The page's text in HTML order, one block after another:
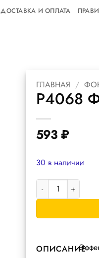
ДОСТАВКА И ОПЛАТА
ГЛАВНАЯ /
Р4068
593 ₽
30 в наличии
Количество
ОПИСАНИЕ